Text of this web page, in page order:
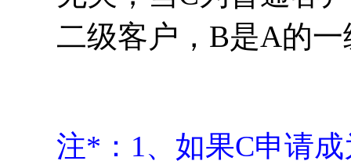
二级客户，B是A的
注*：1、如果C申请